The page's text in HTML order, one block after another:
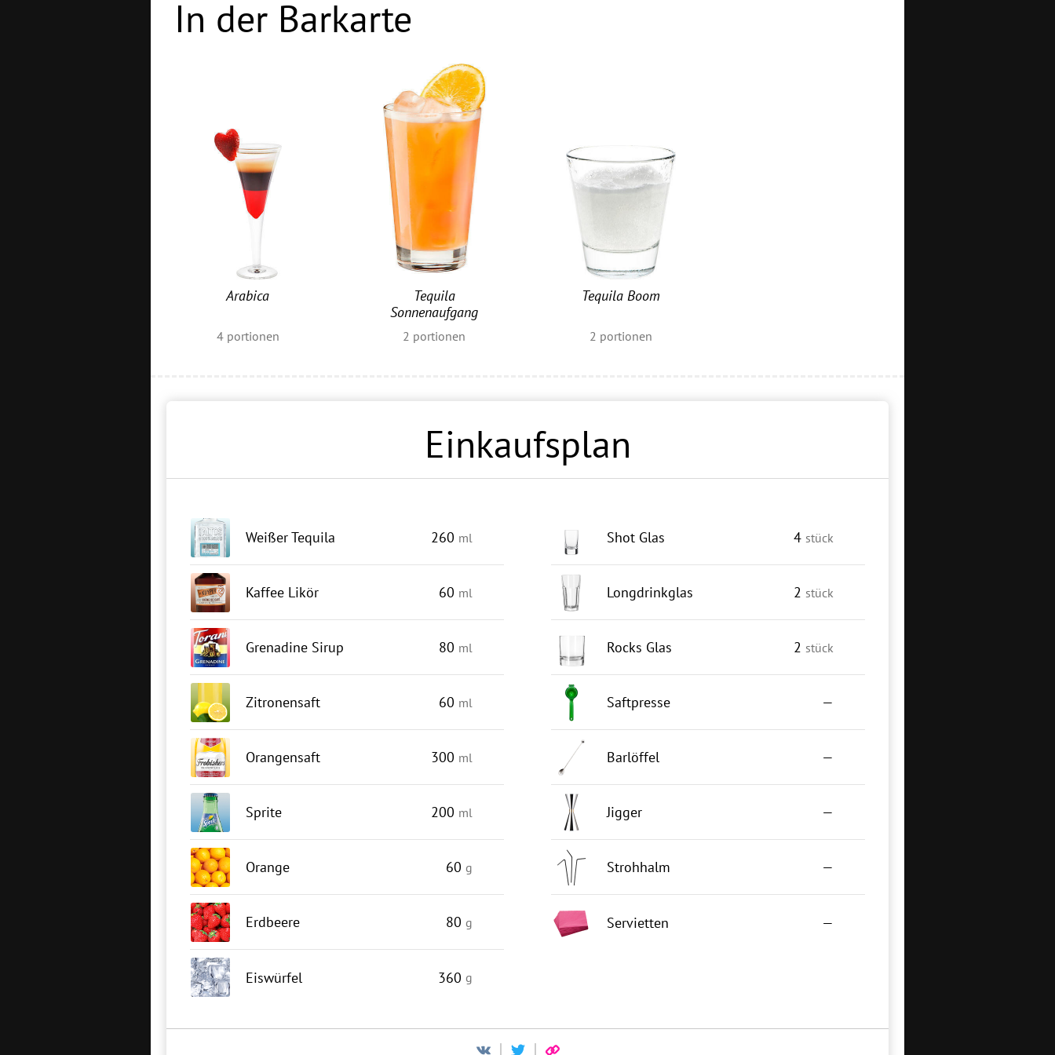
In der Barkarte
Arabica
4portionen
Tequila
Sonnenaufgang
2 portionen
Tequila Boom
2 portionen
Einkaufsplan
Weißer Tequila 260 ml
Kaffee Likör 60 ml
Grenadine Sirup 80 ml
Zitronensaft 60 ml
Orangensaft 300 ml
Sprite 200 ml
Orange 60 g
Erdbeere 80 g
Eiswürfel 360 g
Shot Glas 4 stück
Longdrinkglas 2 stück
Rocks Glas 2 stück
Saftpresse —
Barlöffel —
Jigger —
Strohhalm —
Servietten —